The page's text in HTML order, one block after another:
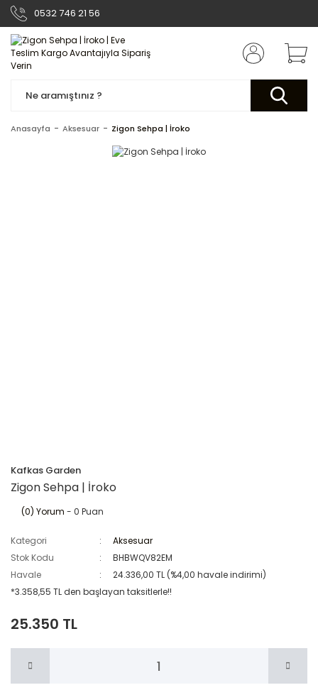
0532 746 21 56
Anasayfa Aksesuar Zigon Sehpa | İroko
Kafkas Garden
Zigon Sehpa | İroko
(0) Yorum - 0 Puan
Kategori
Aksesuar
Stok Kodu
BHBWQV82EM
Havale
24.336,00 TL (%4,00 havale indirimi)
*3.358,55 TL den başlayan taksitlerle!!
25.350 TL